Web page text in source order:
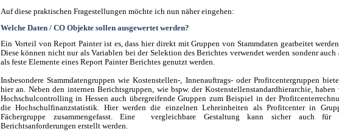
Auf diese praktischen Fragestellungen möchte ich nun näher eingehen:
Welche Daten / CO Objekte sollen ausgewertet werden?
Ein Vorteil von Report Painter ist es, dass hier direkt mit Gruppen von Stammdaten gearbeitet
Diese können nicht nur als Variablen bei der Selektion des Berichtes verwendet werden sondenr auch
als feste Elemente eines Report Painter Berichtes genutzt werden.
Insbesondere Stammdatengruppen wie Kostenstellen-, Innenauftrags- oder Profitcentergruppen
hier an. Neben den internen Berichtsgruppen, wie bspw. der Kostenstellenstandardhierarchie,
Hochschulcontrolling in Hessen auch übergreifende Gruppen zum Beispiel in der
die Hochschulfinanzstatistik. Hier werden die einzelnen Lehreinheiten als Profitcenter in
Fächergruppe zusammengefasst. Eine vergleichbare Gestaltung kann sicher auch für
Berichtsanforderungen erstellt werden.